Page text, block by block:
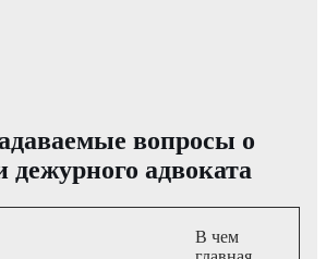
вопросы о
адвоката
В чем